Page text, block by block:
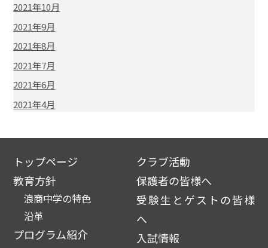
2021年10月
2021年9月
2021年8月
2021年7月
2021年6月
2021年4月
トップページ
教育方針
浪商中学の特色
沿革
プログラム紹介
クラブ活動
保護者の皆様へ
受験生とゲストの皆様
へ
入試情報